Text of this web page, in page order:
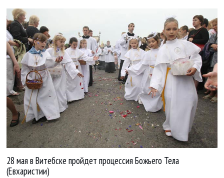
28 мая в Витебске пройдет процессия Божьего Тела
(Евхаристии)